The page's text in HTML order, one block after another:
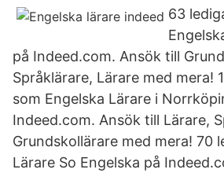
63
på Indeed.com. Ansök till
Språklärare, Lärare med mera!
som Engelska Lärare i
Indeed.com. Ansök till Lärare,
Grundskollärare med mera! 70
Lärare So Engelska på